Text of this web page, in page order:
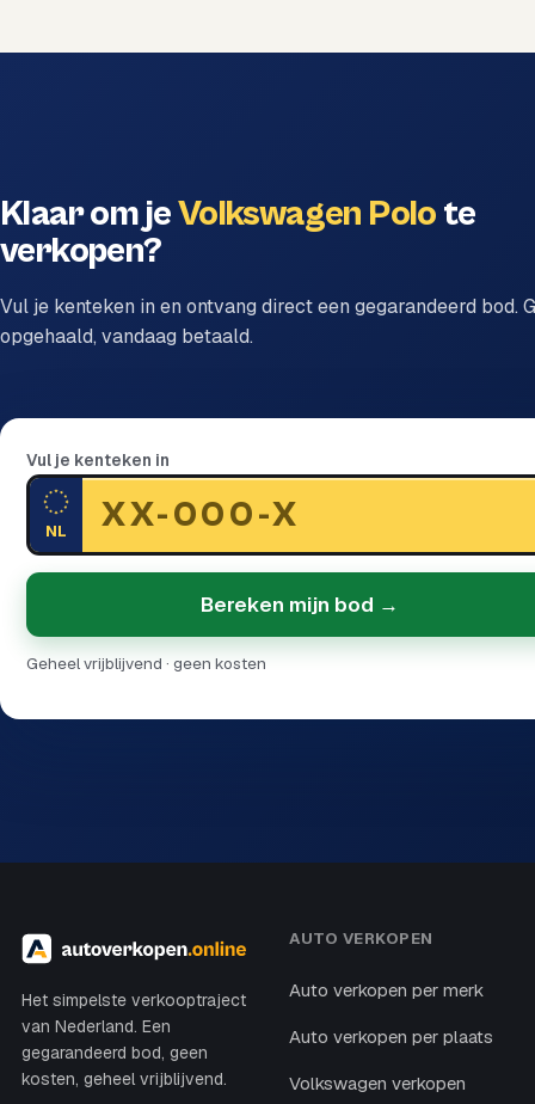
Klaar om jeVolkswagen Polo te
verkopen?
Vul je kenteken in en ontvang direct een gegarandeerd bod.
opgehaald, vandaag betaald.
Vul je kenteken in
NL
Bereken mijn bod →
Geheel vrijblijvend · geen kosten
Het simpelste verkooptraject
van Nederland. Een
gegarandeerd bod, geen
kosten, geheel vrijblijvend.
AUTO VERKOPEN
Auto verkopen per merk
Auto verkopen per plaats
Volkswagen verkopen